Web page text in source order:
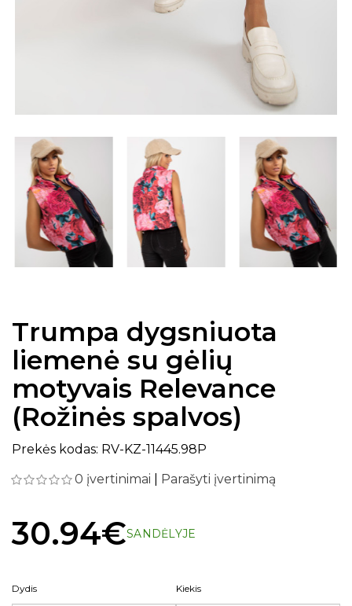
Trumpa dygsniuota
liemenė su gėlių
motyvais Relevance
(Rožinės spalvos)
Prekės kodas: RV-KZ-11445.98P
0 įvertinimai
Parašyti įvertinimą
30.94€SANDĖLYJE
Dydis Kiekis